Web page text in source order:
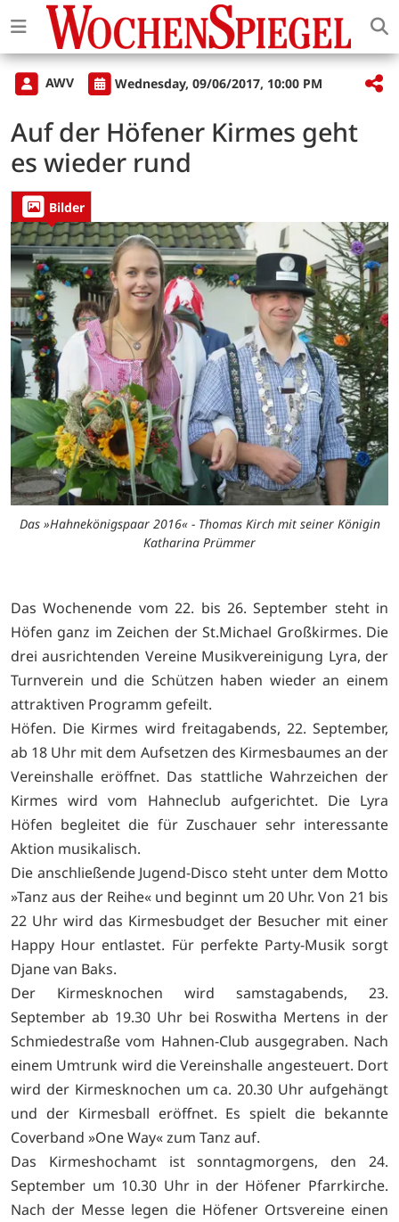
AWV Wednesday, 09/06/2017, 10:00 PM
Auf der Höfener Kirmes geht
es wieder rund
Bilder
Das »Hahnekönigspaar 2016« - Thomas Kirch mit seiner Königin
Katharina Prümmer
Das Wochenende vom 22. bis 26. September steht in
Höfen ganz im Zeichen der St.Michael Großkirmes. Die
drei ausrichtenden Vereine Musikvereinigung Lyra, der
Turnverein und die Schützen haben wieder an einem
attraktiven Programm gefeilt.
Höfen. Die Kirmes wird freitagabends, 22. September,
ab 18 Uhr mit dem Aufsetzen des Kirmesbaumes an der
Vereinshalle eröffnet. Das stattliche Wahrzeichen der
Kirmes wird vom Hahneclub aufgerichtet. Die Lyra
Höfen begleitet die für Zuschauer sehr interessante
Aktion musikalisch.
Die anschließende Jugend-Disco steht unter dem Motto
»Tanz aus der Reihe« und beginnt um 20 Uhr. Von 21 bis
22 Uhr wird das Kirmesbudget der Besucher mit einer
Happy Hour entlastet. Für perfekte Party-Musik sorgt
Djane van Baks.
Der Kirmesknochen wird samstagabends, 23.
September ab 19.30 Uhr bei Roswitha Mertens in der
Schmiedestraße vom Hahnen-Club ausgegraben. Nach
einem Umtrunk wird die Vereinshalle angesteuert. Dort
wird der Kirmesknochen um ca. 20.30 Uhr aufgehängt
und der Kirmesball eröffnet. Es spielt die bekannte
Coverband »One Way« zum Tanz auf.
Das Kirmeshochamt ist sonntagmorgens, den 24.
September um 10.30 Uhr in der Höfener Pfarrkirche.
Nach der Messe legen die Höfener Ortsvereine einen